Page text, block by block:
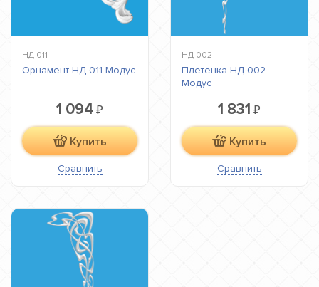
НД 011
Орнамент НД 011 Модус
1 094 ₽
Купить
Сравнить
НД 002
Плетенка НД 002
Модус
1 831 ₽
Купить
Сравнить